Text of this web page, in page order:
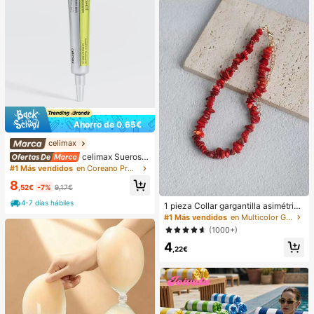
Ahorro de 0,65€
celimax
celimax Sueros y
tratamiento facial
#1 Más vendidos en Coreano Protección de la piel
8 ,52€ -7% 9,17€
4-7 días hábiles
1 pieza Collar gargantilla asimétrico
ajustable de estilo bohemio en colo
r rojo natural, joyería de uso diario Y
2K, regalo para el Día de la Madre
#1 Más vendidos
en Multicolor Gargantillas para mujer
(1000+)
4 ,22€